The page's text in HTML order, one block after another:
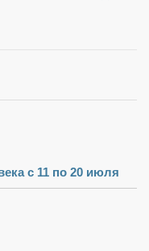
с 11 по 20 июля